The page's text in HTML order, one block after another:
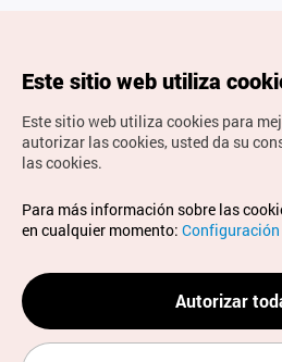
Copyrights © Organización de
derechos reservados.
Para informes de errores y
sitio web, dirija sus consultas al
spanish@knto.or.kr
Este sitio web utiliza
Este sitio web utiliza cookies para
autorizar las cookies, usted da su
las cookies.
Para más información sobre las
en cualquier momento: Configuración
Autorizar